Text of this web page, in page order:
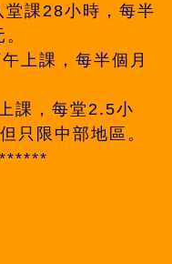
課28小時，每半
上課，每半個月
課，每堂2.5小
只限中部地區。